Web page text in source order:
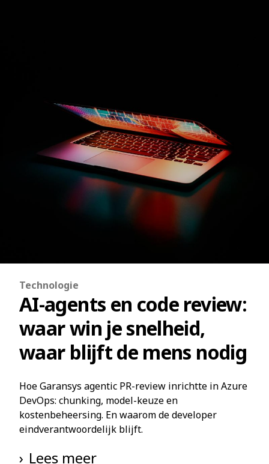
Technologie
AI-agents en code review:
waar win je snelheid,
waar blijft de mens nodig
Hoe Garansys agentic PR-review inrichtte in Azure
DevOps: chunking, model-keuze en
kostenbeheersing. En waarom de developer
eindverantwoordelijk blijft.
Lees meer